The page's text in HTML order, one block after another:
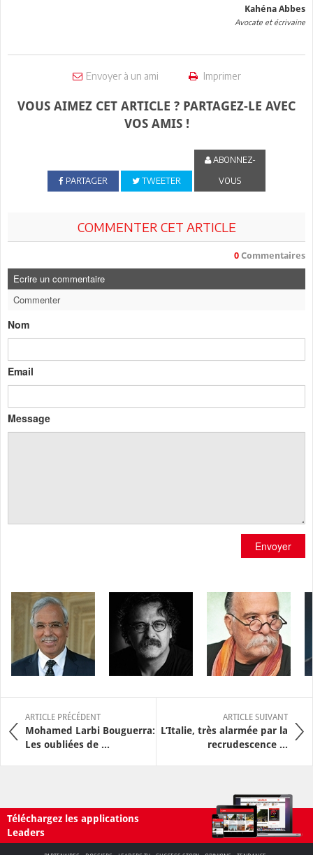
Kahéna Abbes
Avocate et écrivaine
Envoyer à un ami Imprimer
VOUS AIMEZ CET ARTICLE ? PARTAGEZ-LE AVEC
VOS AMIS !
PARTAGER TWEETER
ABONNEZ-
VOUS
COMMENTER CET ARTICLE
0 Commentaires
Ecrire un commentaire
Commenter
Nom
Email
Message
Envoyer
ARTICLE PRÉCÉDENT
Mohamed Larbi Bouguerra:
Les oubliées de ...
ARTICLE SUIVANT
L’Italie, très alarmée par la
recrudescence ...
Téléchargez les applications
Leaders